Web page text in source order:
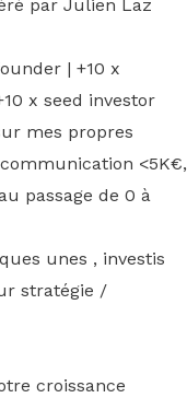
par Julien Laz
| +10 x
x seed investor
mes propres
<5K€,
passage de 0 à
unes , investis
stratégie /
croissance